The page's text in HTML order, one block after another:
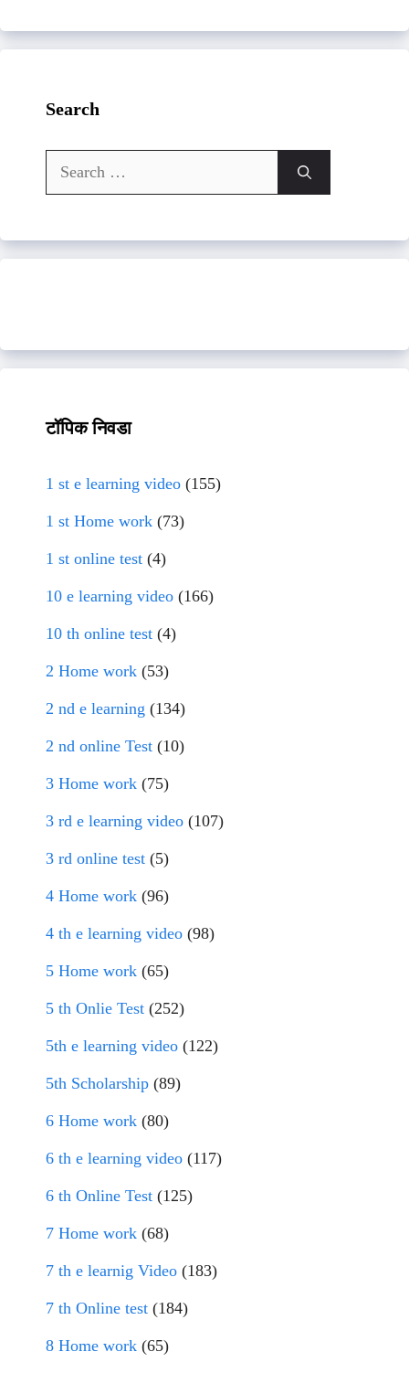
Search
Search
for:
टॉपिक निवडा
1 st e learning video (155)
1 st Home work (73)
1 st online test (4)
10 e learning video (166)
10 th online test (4)
2 Home work (53)
2 nd e learning (134)
2 nd online Test (10)
3 Home work (75)
3 rd e learning video (107)
3 rd online test (5)
4 Home work (96)
4 th e learning video (98)
5 Home work (65)
5 th Onlie Test (252)
5th e learning video (122)
5th Scholarship (89)
6 Home work (80)
6 th e learning video (117)
6 th Online Test (125)
7 Home work (68)
7 th e learnig Video (183)
7 th Online test (184)
8 Home work (65)